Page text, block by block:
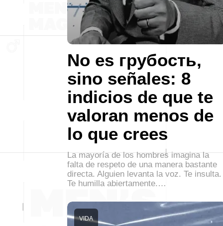
No es грубость,
sino señales: 8
indicios de que te
valoran menos de
lo que crees
La mayoría de los hombres imagina la
falta de respeto de una manera bastante
directa. Alguien levanta la voz. Te insulta.
Te humilla abiertamente.…
VIDA